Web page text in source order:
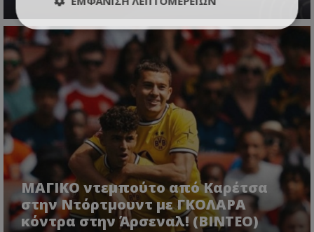
ΜΑΓΙΚΟ ντεμπούτο από Καρέτσα
στην Ντόρτμουντ με ΓΚΟΛΑΡΑ
κόντρα στην Άρσεναλ! (ΒΙΝΤΕΟ)